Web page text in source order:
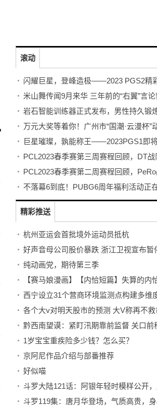
滚动
闪耀巨星，登峰造极——2023 PGS2精
精彩推送
杭州亚运会首批境外运动员抵杭
好声音母公司股价暴跌 浙江卫视宣布暂
纯动画党，期待第三季
【赛马娘漫画】【内恰短篇】失算的内
1岁宝宝重疾险多少钱？怎么买？
京阿尼作品介绍与部番推荐
好似喵